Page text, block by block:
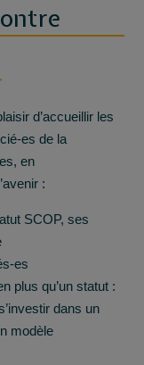
d’accueillir les
es de la
en
:
SCOP, ses
es
plus qu’un statut :
dans un
modèle